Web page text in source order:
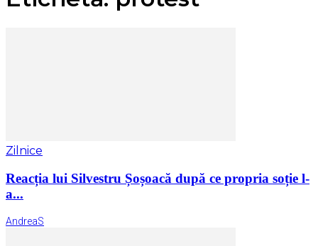
Zilnice
Reacția lui Silvestru Șoșoacă după ce propria soție l-
a...
AndreaS